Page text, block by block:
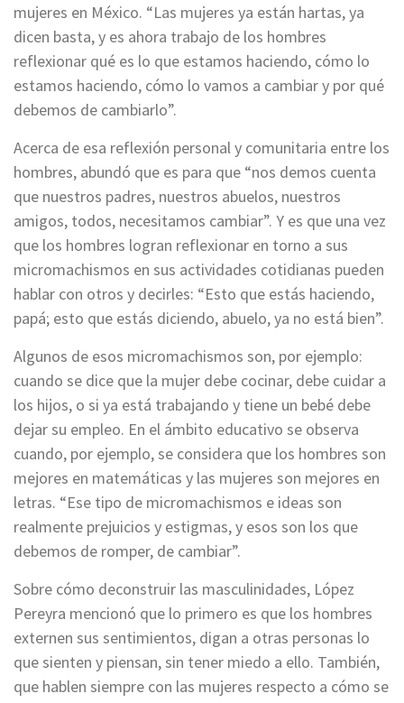
mujeres en México. “Las mujeres ya están hartas, ya
dicen basta, y es ahora trabajo de los hombres
reflexionar qué es lo que estamos haciendo, cómo lo
estamos haciendo, cómo lo vamos a cambiar y por qué
debemos de cambiarlo”.
Acerca de esa reflexión personal y comunitaria entre los
hombres, abundó que es para que “nos demos cuenta
que nuestros padres, nuestros abuelos, nuestros
amigos, todos, necesitamos cambiar”. Y es que una vez
que los hombres logran reflexionar en torno a sus
micromachismos en sus actividades cotidianas pueden
hablar con otros y decirles: “Esto que estás haciendo,
papá; esto que estás diciendo, abuelo, ya no está bien”.
Algunos de esos micromachismos son, por ejemplo:
cuando se dice que la mujer debe cocinar, debe cuidar a
los hijos, o si ya está trabajando y tiene un bebé debe
dejar su empleo. En el ámbito educativo se observa
cuando, por ejemplo, se considera que los hombres son
mejores en matemáticas y las mujeres son mejores en
letras. “Ese tipo de micromachismos e ideas son
realmente prejuicios y estigmas, y esos son los que
debemos de romper, de cambiar”.
Sobre cómo deconstruir las masculinidades, López
Pereyra mencionó que lo primero es que los hombres
externen sus sentimientos, digan a otras personas lo
que sienten y piensan, sin tener miedo a ello. También,
que hablen siempre con las mujeres respecto a cómo se